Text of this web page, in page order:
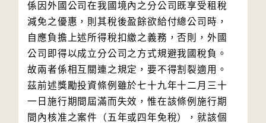
係因外國公司在我國境內之分公司既享受租稅
減免之優惠，則其稅後盈餘欲給付總公司時，
自應負擔上述所得稅扣繳之義務，否則，外國
公司即得以成立分公司之方式規避我國稅負。
故兩者係相互關連之規定，要不得割裂適用。
茲前述獎勵投資條例雖於七十九年十二月三十
一日施行期間屆滿而失效，惟在該條例施行期
間內核准之案件（五年或四年免稅），就該個